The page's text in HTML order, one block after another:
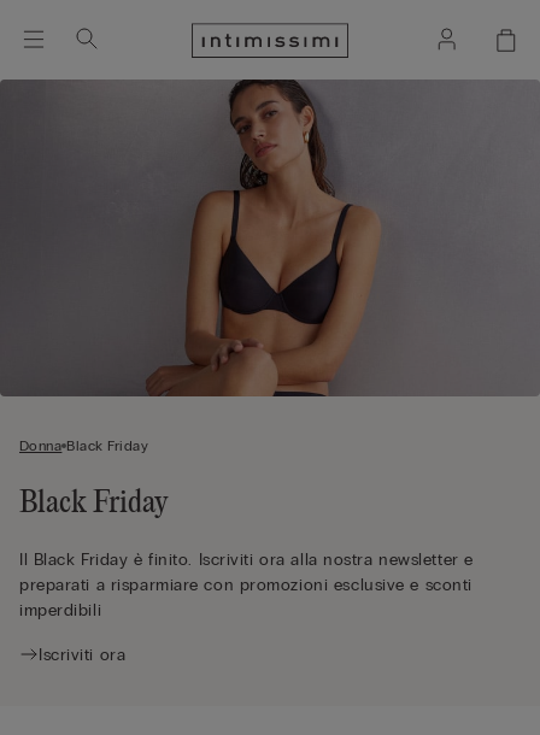
Donna Black Friday
Black Friday
Il Black Friday è finito. Iscriviti ora alla nostra newsletter e
preparati a risparmiare con promozioni esclusive e sconti
imperdibili
Iscriviti ora